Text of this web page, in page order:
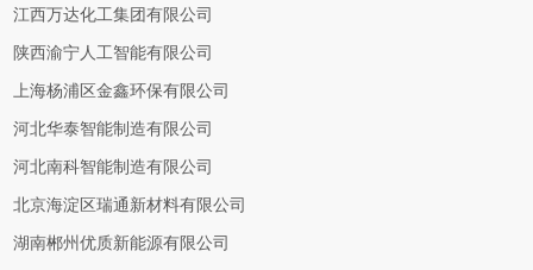
江西万达化工集团有限公司
陕西渝宁人工智能有限公司
上海杨浦区金鑫环保有限公司
河北华泰智能制造有限公司
河北南科智能制造有限公司
北京海淀区瑞通新材料有限公司
湖南郴州优质新能源有限公司